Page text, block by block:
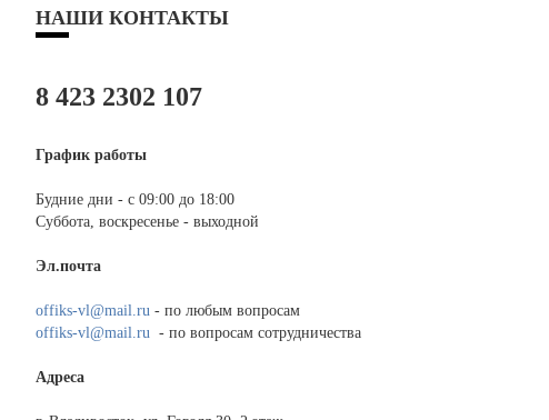
НАШИ КОНТАКТЫ
8 423 2302 107
График работы
Будние дни - с 09:00 до 18:00
Суббота, воскресенье - выходной
Эл.почта
offiks-vl@mail.ru - по любым вопросам
offiks-vl@mail.ru - по вопросам сотрудничества
Адреса